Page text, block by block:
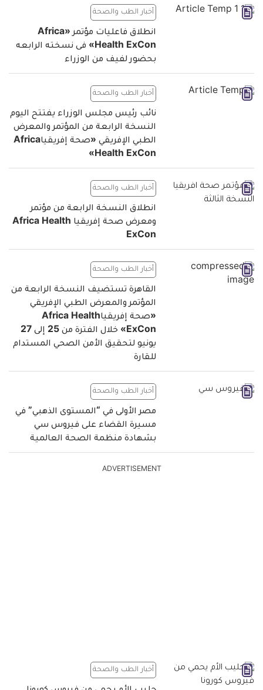
أخبار الطب والصحة
انطلاق فاعليات مؤتمر «Africa
Health ExCon» فى نسخته الرابعه
بحضور لفيف من الوزراء
أخبار الطب والصحة
نائب رئيس مجلس الوزراء يفتتح اليوم
النسخة الرابعة من المؤتمر والمعرض
الطبي الإفريقي «صحة إفريقياAfrica
Health ExCon»
أخبار الطب والصحة
انطلاق النسخة الرابعة من مؤتمر
ومعرض صحة إفريقيا Africa Health
ExCon
أخبار الطب والصحة
القاهرة تستضيف النسخة الرابعة من
المؤتمر والمعرض الطبي الإفريقي
«صحة إفريقياAfrica Health
ExCon» خلال الفترة من 25 إلى 27
يونيو لتحقيق الأمن الصحي المستدام
للقارة
أخبار الطب والصحة
مصر الأولى في “المستوى الذهبي” في
مسيرة القضاء على فيروس سي
بشهادة منظمة الصحة العالمية
ADVERTISEMENT
أخبار الطب والصحة